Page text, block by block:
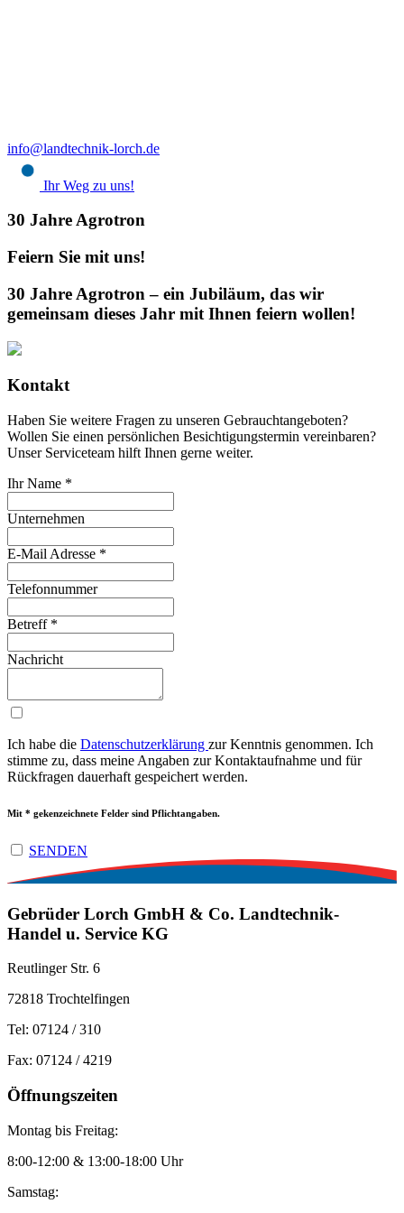
info@landtechnik-lorch.de
Ihr Weg zu uns!
30 Jahre Agrotron
Feiern Sie mit uns!
30 Jahre Agrotron – ein Jubiläum, das wir
gemeinsam dieses Jahr mit Ihnen feiern wollen!
Kontakt
Haben Sie weitere Fragen zu unseren Gebrauchtangeboten?
Wollen Sie einen persönlichen Besichtigungstermin vereinbaren?
Unser Serviceteam hilft Ihnen gerne weiter.
Ihr Name *
Unternehmen
E-Mail Adresse *
Telefonnummer
Betreff *
Nachricht
Ich habe die Da­ten­schutz­er­klä­rung zur Kenntnis genommen. Ich
stimme zu, dass meine Angaben zur Kon­takt­auf­nah­me und für
Rück­fra­gen dauerhaft ge­spei­chert werden.
Mit * gekenzeichnete Felder sind Pflichtangaben.
SENDEN
Gebrüder Lorch GmbH ­& Co. Landtechnik-
Handel u. Service KG
Reutlinger Str. 6
72818 Trochtelfingen
Tel: 07124 / 310
Fax: 07124 / 4219
Öffnungszeiten
Montag bis Freitag:
8:00-12:00 & 13:00-18:00 Uhr
Samstag: